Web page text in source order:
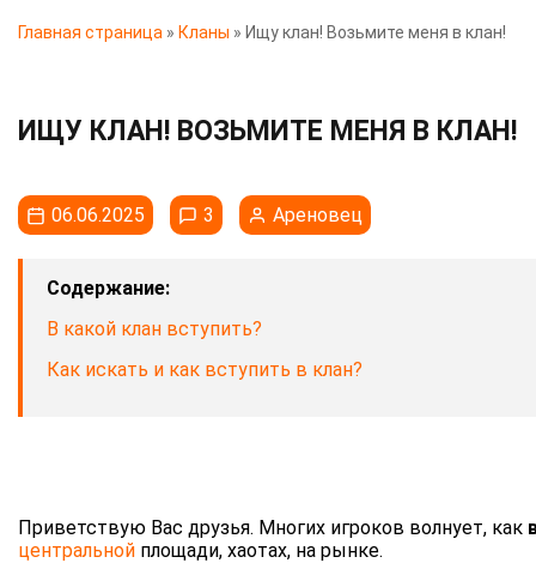
Главная страница » Кланы » Ищу клан! Возьмите меня в клан!
ИЩУ КЛАН! ВОЗЬМИТЕ МЕНЯ В КЛАН!
06.06.2025 3 Ареновец
Содержание:
В какой клан вступить?
Как искать и как вступить в клан?
Приветствую Вас друзья. Многих игроков волнует, как
центральной площади, хаотах, на рынке.